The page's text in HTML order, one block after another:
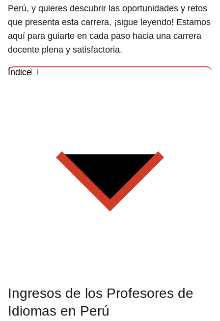
Perú, y quieres descubrir las oportunidades y retos
que presenta esta carrera, ¡sigue leyendo! Estamos
aquí para guiarte en cada paso hacia una carrera
docente plena y satisfactoria.
Índice
Ingresos de los Profesores de
Idiomas en Perú